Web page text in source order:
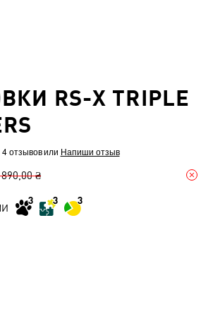
RS-X TRIPLE
отзывовили Напиши отзыв
₴